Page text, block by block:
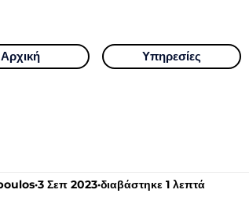
Αρχική Υπηρεσίες
3 Σεπ 2023 διαβάστηκε 1 λεπτά